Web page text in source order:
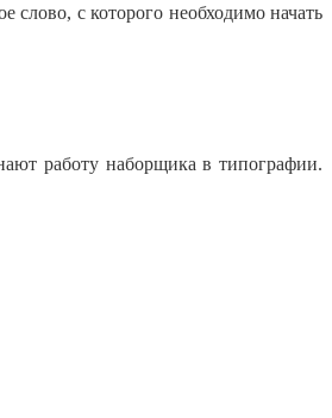
с которого необходимо начать
работу наборщика в типографии.